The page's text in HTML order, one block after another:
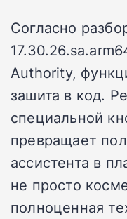
Согласно
Authority,
зашита в код.
специальной
превращает
ассистента в
не просто
полноценная